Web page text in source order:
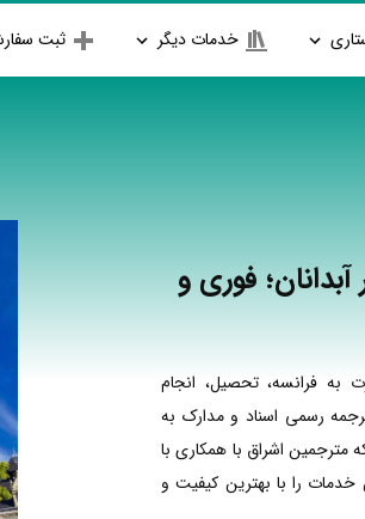
خدمات دیگر ثبت
فوری و
به فرانسه، تحصیل، انجام
رسمی اسناد و مدارک به
مترجمین اشراق با همکاری با
را با بهترین کیفیت و